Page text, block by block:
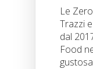
Le
Trazzi
dal
Food